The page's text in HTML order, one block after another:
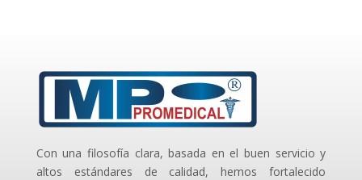
Con una filosofía clara, basada en el buen servicio y
altos estándares de calidad, hemos fortalecido